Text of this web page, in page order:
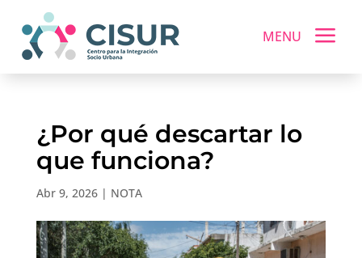
MENU a
¿Por qué descartar lo
que funciona?
Abr 9, 2026| NOTA